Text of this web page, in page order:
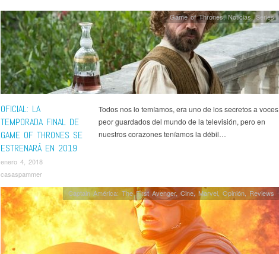
OFICIAL: LA
TEMPORADA FINAL DE
GAME OF THRONES SE
ESTRENARÁ EN 2019
enero 4, 2018
casaspammer
Game of Thrones,Noticias,Series
Todos nos lo temíamos, era uno de los secretos a voces
peor guardados del mundo de la televisión, pero en
nuestros corazones teníamos la débil…
Captain América: The First Avenger,Cine,Marvel,Opinión, Reviews